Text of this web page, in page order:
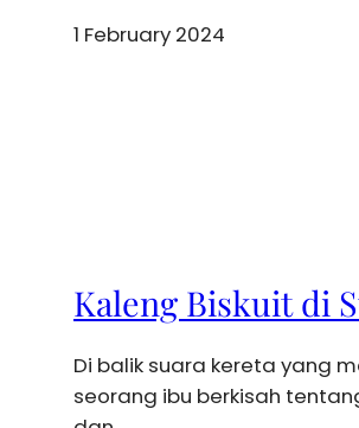
1 February 2024
Kaleng Biskuit di
Di balik suara kereta yang
seorang ibu berkisah